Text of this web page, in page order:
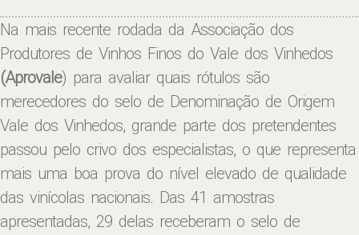
Na mais recente rodada da Associação dos
Produtores de Vinhos Finos do Vale dos Vinhedos
(Aprovale) para avaliar quais rótulos são
merecedores do selo de Denominação de Origem
Vale dos Vinhedos, grande parte dos pretendentes
passou pelo crivo dos especialistas, o que representa
mais uma boa prova do nível elevado de qualidade
das vinícolas nacionais. Das 41 amostras
apresentadas, 29 delas receberam o selo de